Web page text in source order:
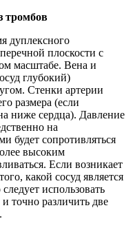
тромбов
дуплексного
плоскости с
масштабе. Вена и
глубокий)
Стенки артерии
размера (если
ниже сердца). Давление
на
будет сопротивляться
высоким
Если возникает
какой сосуд является
использовать
точно различить две